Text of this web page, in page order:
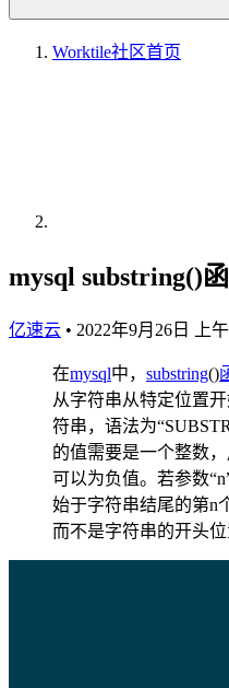
Worktile社区首页
mysql substring()
亿速云 • 2022年9月26日 上
在mysql中， substring()
从字符串从特定位置
符串，语法为
的值需要是一个整数
可以为负值。若参数
始于字符串结尾的第n
而不是字符串的开头位